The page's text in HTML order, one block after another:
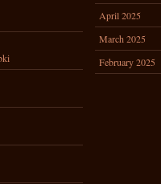
April 2025
March 2025
February 2025